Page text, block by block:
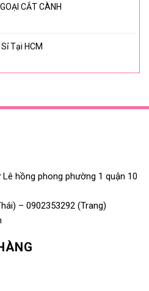
CẮT CÀNH
Tại HCM
hồng phong phường 1 quận 10
– 0902353292 (Trang)